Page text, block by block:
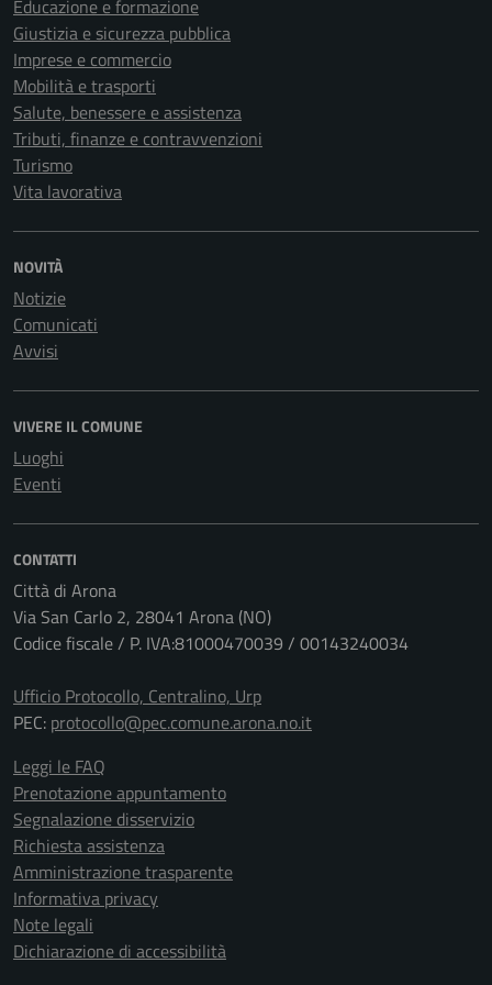
Educazione e formazione
Giustizia e sicurezza pubblica
Imprese e commercio
Mobilità e trasporti
Salute, benessere e assistenza
Tributi, finanze e contravvenzioni
Turismo
Vita lavorativa
NOVITÀ
Notizie
Comunicati
Avvisi
VIVERE IL COMUNE
Luoghi
Eventi
CONTATTI
Città di Arona
Via San Carlo 2, 28041 Arona (NO)
Codice fiscale / P. IVA:81000470039 / 00143240034
Ufficio Protocollo, Centralino, Urp
PEC: protocollo@pec.comune.arona.no.it
Leggi le FAQ
Prenotazione appuntamento
Segnalazione disservizio
Richiesta assistenza
Amministrazione trasparente
Informativa privacy
Note legali
Dichiarazione di accessibilità